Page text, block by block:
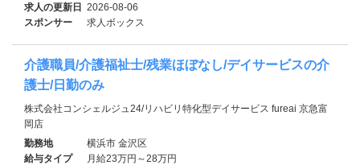
求人の更新日 2026-08-06
スポンサー
求人ボックス
介護職員/介護福祉士/残業ほぼなし/デイサービスの介
護士/日勤のみ
株式会社コンシェルジュ24/リハビリ特化型デイサービス fureai 京急富
岡店
勤務地
横浜市 金沢区
給与タイプ
月給23万円～28万円